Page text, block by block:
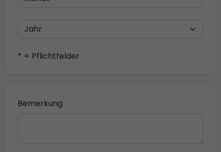
* = Pflichtfelder
Bemerkung